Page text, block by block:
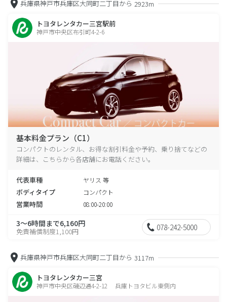
兵庫県神戸市兵庫区大同町二丁目から 2923m
トヨタレンタカー三宮駅前
神戸市中央区布引町4-2-6
基本料金プラン（C1）
コンパクトのレンタル、お得な割引料金や予約、乗り捨てなどの
詳細は、こちらから各店舗にお電話ください。
代表車種 ヤリス 等
ボディタイプ コンパクト
営業時間 08:00-20:00
3～6時間まで6,160円
免責補償制度1,100円 078-242-5000
兵庫県神戸市兵庫区大同町二丁目から 3117m
トヨタレンタカー三宮
神戸市中央区磯辺通4-2-12 兵庫トヨタビル東側内